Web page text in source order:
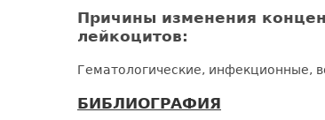
Причины изменения
лейкоцитов:
Гематологические, инфекционные,
БИБЛИОГРАФИЯ